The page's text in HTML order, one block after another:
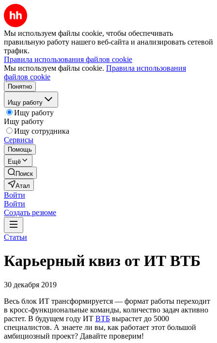
Мы используем файлы cookie, чтобы обеспечивать
правильную работу нашего веб-сайта и анализировать сетевой
трафик.
Правила использования файлов cookie
Мы используем файлы cookie. Правила использования
файлов cookie
Понятно
Ищу работу
Ищу работу
Ищу работу
Ищу сотрудника
Сервисы
Помощь
Ещё
Поиск
Атал
Войти
Войти
Создать резюме
Статьи
Карьерный квиз от ИТ ВТБ
30 декабря 2019
Весь блок ИТ трансформируется — формат работы переходит
в кросс-функциональные команды, количество задач активно
растет. В будущем году ИТ ВТБ вырастет до 5000
специалистов. А знаете ли вы, как работает этот большой
амбициозный проект? Давайте проверим!